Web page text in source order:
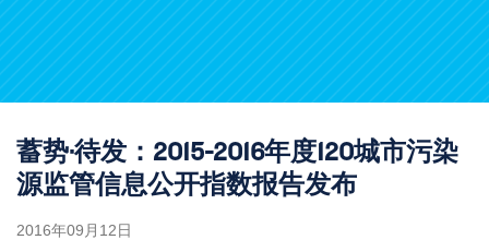
蓄势·待发：2015-2016年度120城市污染
源监管信息公开指数报告发布
2016年09月12日